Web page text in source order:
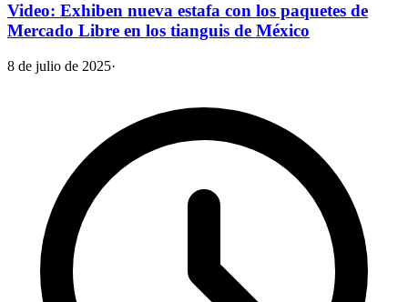
Video: Exhiben nueva estafa con los paquetes de
Mercado Libre en los tianguis de México
8 de julio de 2025·